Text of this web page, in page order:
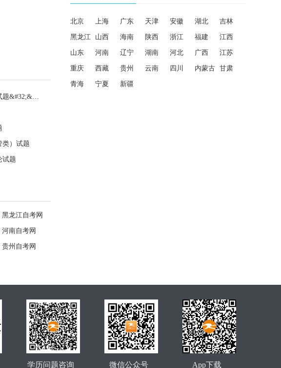
全国2024年4月自学考试经济法概论（财经类）试题&#32;&#32;
类）试题
试题
黑龙江自考网
河南自考网
贵州自考网
北京 上海 广东 天津 安徽 湖北 吉林
黑龙江 山西 海南 陕西 浙江 福建 江西
山东 河南 辽宁 湖南 河北 广西 江苏
重庆 西藏 贵州 云南 四川 内蒙古 甘肃
青海 宁夏 新疆
App下载
微信公众号
学历问题咨询